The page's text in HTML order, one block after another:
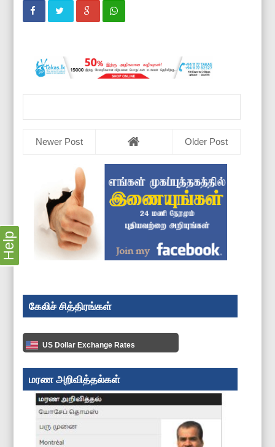
Newer Post Older Post
கேலிச் சித்திரங்கள்
US Dollar Exchange Rates
மரண அறிவித்தல்கள்
Help